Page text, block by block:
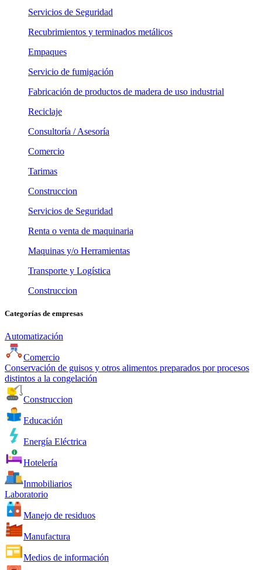
Servicios de Seguridad
Recubrimientos y terminados metálicos
Empaques
Servicio de fumigación
Fabricación de productos de madera de uso industrial
Reciclaje
Consultoría / Asesoría
Comercio
Tarimas
Construccion
Servicios de Seguridad
Renta o venta de maquinaria
Maquinas y/o Herramientas
Transporte y Logística
Construccion
Categorías de empresas
Automatización
Comercio
Conservación de guisos y otros alimentos preparados por procesos
distintos a la congelación
Construccion
Educación
Energía Eléctrica
Hotelería
Inmobiliarios
Laboratorio
Manejo de residuos
Manufactura
Medios de información